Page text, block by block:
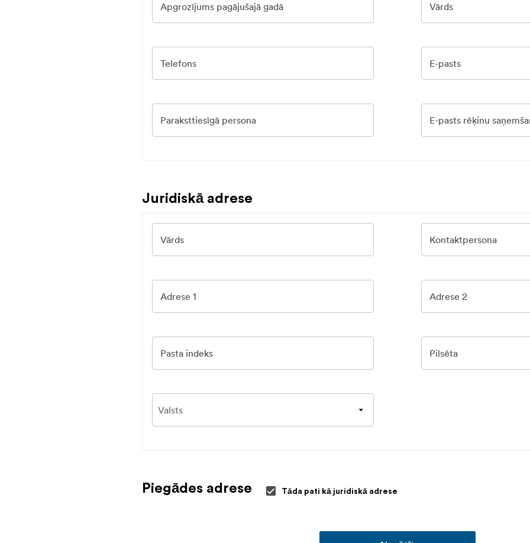
Apgrozījums pagājušajā gadā Vārds
Telefons E-pasts
Paraksttiesīgā persona E-pasts rēķinu
Juridiskā adrese
Vārds Kontaktpersona
Adrese 1 Adrese 2
Pasta indeks Pilsēta
Piegādes adrese Tāda pati kā juridiskā adrese